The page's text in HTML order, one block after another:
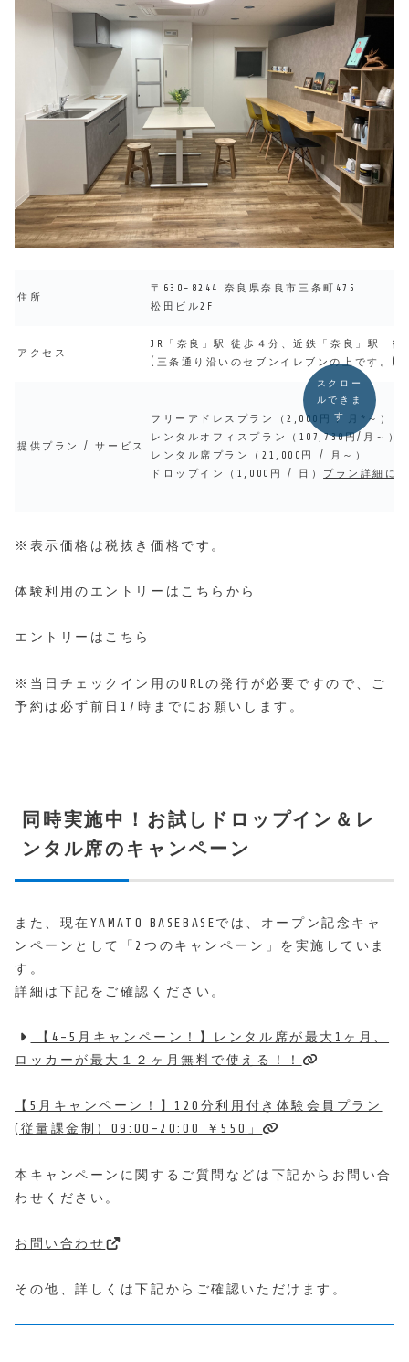
住所
〒630-8244 奈良県奈良市三条町475
松田ビル2F
アクセス
JR「奈良」駅 徒歩４分、近鉄「奈良」駅 徒
(三条通り沿いのセブンイレブンの上です。)
提供プラン / サービス
フリーアドレスプラン（2,000円 / 月*～）
レンタルオフィスプラン（107,730円/月～）
レンタル席プラン（21,000円 / 月～）
ドロップイン（1,000円 / 日） プラン詳細に
スクロー
ルできま
す
※表示価格は税抜き価格です。
体験利用のエントリーはこちらから
エントリーはこちら
※当日チェックイン用のURLの発行が必要ですので、ご
予約は必ず前日17時までにお願いします。
同時実施中！お試しドロップイン＆レ
ンタル席のキャンペーン
また、現在YAMATO BASEBASEでは、オープン記念キャ
ンペーンとして「2つのキャンペーン」を実施していま
す。
詳細は下記をご確認ください。
【4-5月キャンペーン！】レンタル席が最大1ヶ月、
ロッカーが最大１２ヶ月無料で使える！！
【5月キャンペーン！】120分利用付き体験会員プラン
(従量課金制）09:00-20:00 ￥550」
本キャンペーンに関するご質問などは下記からお問い合
わせください。
お問い合わせ
その他、詳しくは下記からご確認いただけます。